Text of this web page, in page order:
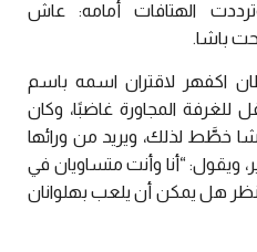
الهتافات أمامه: عاش
باشا.
اكفهر لاقتران اسمه باسم
للغرفة المجاورة غاضبًا، وكان
خطَّط لذلك، ويريد من ورائها
ويقول: “أنا وأنت متساويان في
هل يمكن أن يلعب بهلوانان